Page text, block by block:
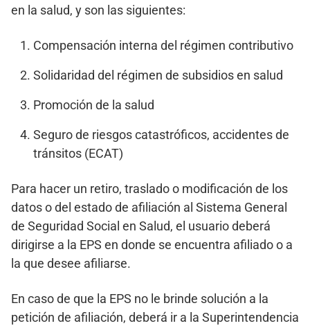
en la salud, y son las siguientes:
Compensación interna del régimen contributivo
Solidaridad del régimen de subsidios en salud
Promoción de la salud
Seguro de riesgos catastróficos, accidentes de
tránsitos (ECAT)
Para hacer un retiro, traslado o modificación de los
datos o del estado de afiliación al Sistema General
de Seguridad Social en Salud, el usuario deberá
dirigirse a la EPS en donde se encuentra afiliado o a
la que desee afiliarse.
En caso de que la EPS no le brinde solución a la
petición de afiliación, deberá ir a la Superintendencia